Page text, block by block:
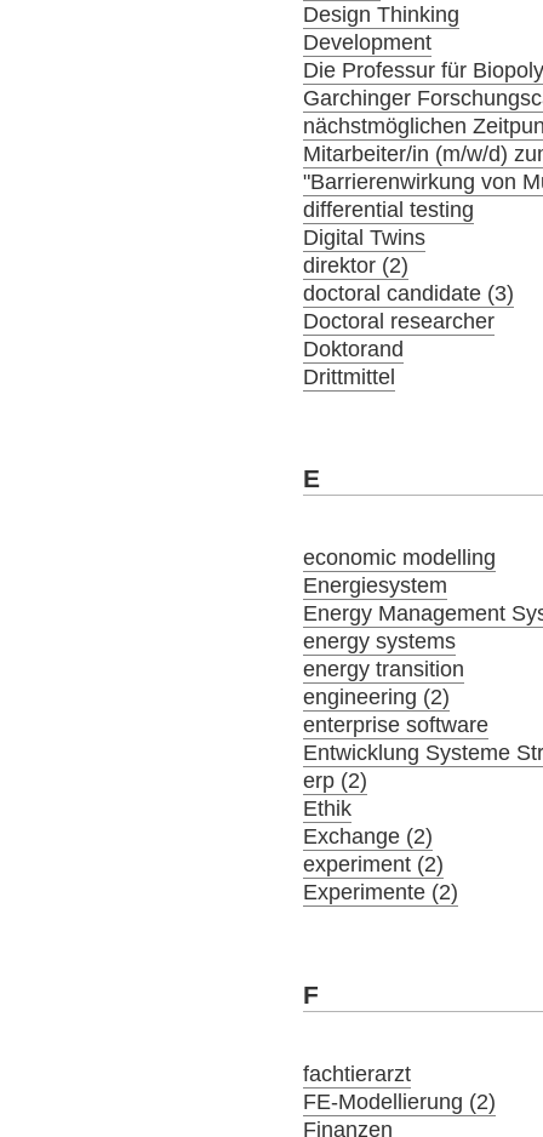
Design Thinking
Development
Die Professur für
Garchinger
nächstmöglichen
Mitarbeiter/in (m/w/d)
"Barrierenwirkung von
differential testing
Digital Twins
direktor (2)
doctoral candidate (3)
Doctoral researcher
Doktorand
Drittmittel
E
economic modelling
Energiesystem
Energy Management
energy systems
energy transition
engineering (2)
enterprise software
Entwicklung Systeme
erp (2)
Ethik
Exchange (2)
experiment (2)
Experimente (2)
F
fachtierarzt
FE-Modellierung (2)
Finanzen